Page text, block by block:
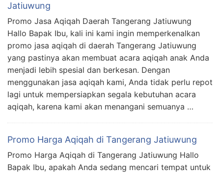
Jatiuwung
Promo Jasa Aqiqah Daerah Tangerang Jatiuwung
Hallo Bapak Ibu, kali ini kami ingin memperkenalkan
promo jasa aqiqah di daerah Tangerang Jatiuwung
yang pastinya akan membuat acara aqiqah anak Anda
menjadi lebih spesial dan berkesan. Dengan
menggunakan jasa aqiqah kami, Anda tidak perlu repot
lagi untuk mempersiapkan segala kebutuhan acara
aqiqah, karena kami akan menangani semuanya …
Promo Harga Aqiqah di Tangerang Jatiuwung
Promo Harga Aqiqah di Tangerang Jatiuwung Hallo
Bapak Ibu, apakah Anda sedang mencari tempat untuk